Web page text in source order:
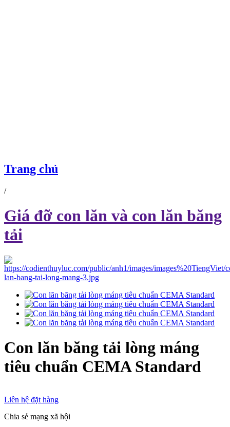
Trang chủ
/
Giá đỡ con lăn và con lăn băng
tải
Con lăn băng tải lòng máng
tiêu chuẩn CEMA Standard
Liên hệ đặt hàng
Chia sẻ mạng xã hội